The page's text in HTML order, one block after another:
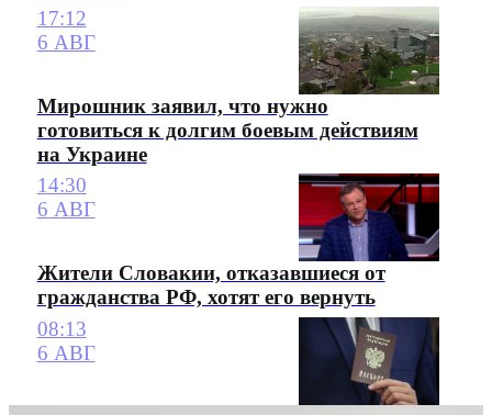
17:12
6 АВГ
Мирошник заявил, что нужно
готовиться к долгим боевым действиям
на Украине
14:30
6 АВГ
Жители Словакии, отказавшиеся от
гражданства РФ, хотят его вернуть
08:13
6 АВГ